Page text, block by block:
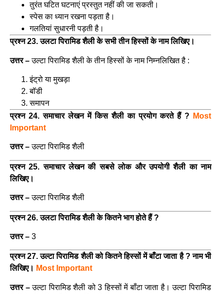
तुरंत घटित घटनाएं प्रस्तुत नहीं की जा सकती।
स्पेस का ध्यान रखना पड़ता है।
गलतियां सुधारनी पड़ती है।
प्रश्न 23. उलटा पिरामिड शैली के सभी तीन हिस्सों के नाम लिखिए।
उत्तर –उल्टा पिरामिड शैली के तीन हिस्सों के नाम निम्नलिखित है :
इंट्रो या मुखड़ा
बॉडी
समापन
प्रश्न 24. समाचार लेखन में किस शैली का प्रयोग करते हैं ?
Most
Important
उत्तर –उल्टा पिरामिड शैली
प्रश्न 25. समाचार लेखन की सबसे लोक और उपयोगी शैली का नाम
लिखिए।
उत्तर –उल्टा पिरामिड शैली
प्रश्न 26. उलटा पिरामिड शैली के कितने भाग होते हैं ?
उत्तर – 3
प्रश्न 27. उल्टा पिरामिड शैली को कितने हिस्सों में बाँटा जाता है ? नाम भी
लिखिए। Most Important
उत्तर –उल्टा पिरामिड शैली को 3 हिस्सों में बाँटा जाता है।उल्टा पिरामिड